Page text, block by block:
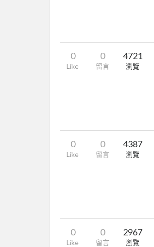
0
Like
0
留言
4721
瀏覽
0
Like
0
留言
4387
瀏覽
0
Like
0
留言
2967
瀏覽